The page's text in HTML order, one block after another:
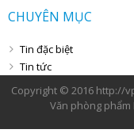
CHUYÊN MỤC
Tin đặc biệt
Tin tức
Copyright © 2016 http://
Văn phòng phẩm